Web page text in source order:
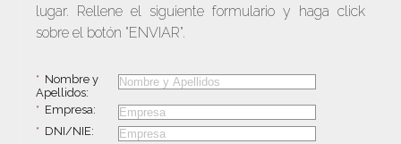
lugar. Rellene el siguiente formulario y haga click
sobre el botón "ENVIAR".
* Nombre y
Apellidos:
* Empresa:
* DNI/NIE: